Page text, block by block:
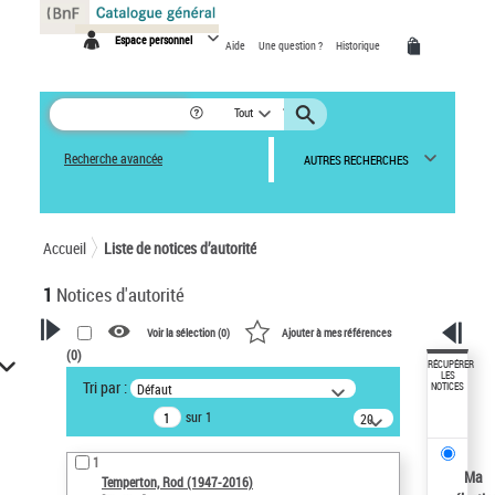
Espace personnel Aide Une question ? Historique
Tout
Recherche avancée AUTRES RECHERCHES
Accueil Liste de notices d’autorité
1 Notices d'autorité
VOTRE RECHERCHE
Recherche avancée dans les
notices d’autorité
Œuvres liées à l'auteur :
Temperton, Rod (1947-2016)
Voir la sélection (0) Ajouter à mes références
(0)
Tri par : Défaut
sur 1
20
résultats/page
1
Temperton, Rod (1947-2016)
RÉCUPÉRER
LES
NOTICES
Ma
Panneau de gestion des cookies